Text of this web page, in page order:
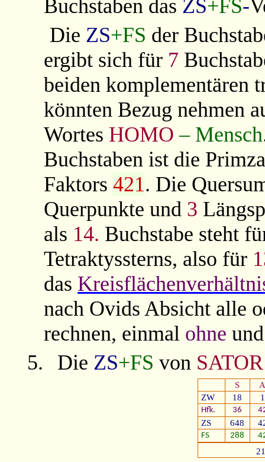
Buchstaben das ZS+FS-
Die ZS+FS der
ergibt sich für 7
beiden komplementären
könnten Bezug nehmen
Wortes HOMO – Mensch
Buchstaben ist die
Faktors421. Die
Querpunkte und 3
als 14. Buchstabe steht
Tetraktyssterns, also für
das
nach Ovids Absicht alle
rechnen, einmal ohne
5.
Die ZS+FS von SATOR
S
A
ZW
18 1
Hfk. 36
ZS 648
FS 288